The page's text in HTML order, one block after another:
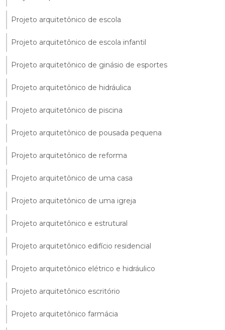
Projeto arquitetônico de escola
Projeto arquitetônico de escola infantil
Projeto arquitetônico de ginásio de esportes
Projeto arquitetônico de hidráulica
Projeto arquitetônico de piscina
Projeto arquitetônico de pousada pequena
Projeto arquitetônico de reforma
Projeto arquitetônico de uma casa
Projeto arquitetônico de uma igreja
Projeto arquitetônico e estrutural
Projeto arquitetônico edifício residencial
Projeto arquitetônico elétrico e hidráulico
Projeto arquitetônico escritório
Projeto arquitetônico farmácia